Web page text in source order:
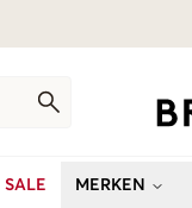
SALE MERKEN